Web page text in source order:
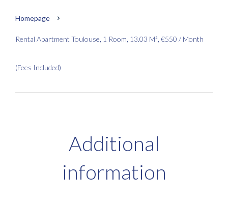
Homepage
Rental Apartment Toulouse, 1 Room, 13.03 M², €550 / Month
(Fees Included)
Additional
information